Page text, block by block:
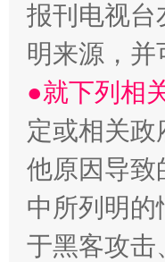
揭批美国五
报刊电视台
明来源，并
●就下列相
定或相关
他原因导致
中所列明的
于黑客攻击